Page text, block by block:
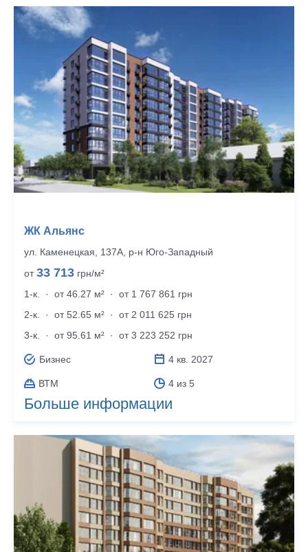
ЖК Альянс
ул. Каменецкая, 137А, р‑н Юго-Западный
от33 713 грн/м²
1-к.
· от 46.27 м² ·
от 1 767 861 грн
2-к.
· от 52.65 м² ·
от 2 011 625 грн
3-к.
· от 95.61 м² · от 3 223 252 грн
Бизнес 4 кв. 2027
ВТМ 4 из 5
Больше информации